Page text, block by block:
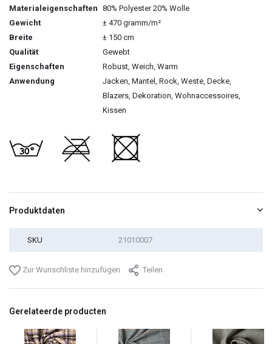
Materialeigenschaften 80% Polyester 20% Wolle
Gewicht
± 470 gramm/m²
Breite
± 150 cm
Qualität
Gewebt
Eigenschaften
Robust, Weich, Warm
Anwendung
Jacken, Mantel, Rock, Weste, Decke,
Blazers, Dekoration, Wohnaccessoires,
Kissen
Produktdaten
SKU 21010007
Zur Wunschliste hinzufügen Teilen
Gerelateerde producten